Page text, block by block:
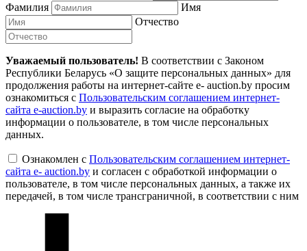
Фамилия
Имя
Отчество
Уважаемый пользователь! В соответствии с Законом
Республики Беларусь «О защите персональных данных» для
продолжения работы на интернет-сайте e- auction.by просим
ознакомиться с Пользовательским соглашением интернет-
сайта e-auction.by и выразить согласие на обработку
информации о пользователе, в том числе персональных
данных.
Ознакомлен с Пользовательским соглашением интернет-
сайта e- auction.by и согласен с обработкой информации о
пользователе, в том числе персональных данных, а также их
передачей, в том числе трансграничной, в соответствии с ним